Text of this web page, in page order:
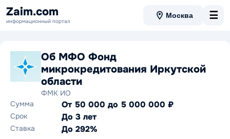
Zaim.com
информационный портал
Москва ☰
Об МФО Фонд
микрокредитования Иркутской
области
ФМК ИО
Сумма
От 50 000 до 5 000 000 ₽
Срок До 3 лет
Ставка До 292%